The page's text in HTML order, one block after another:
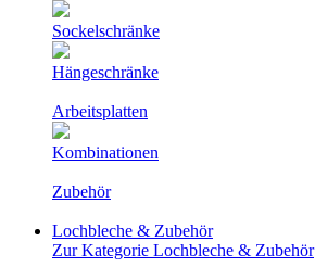
Sockelschränke
Hängeschränke
Arbeitsplatten
Kombinationen
Zubehör
Lochbleche & Zubehör
Zur Kategorie Lochbleche & Zubehör